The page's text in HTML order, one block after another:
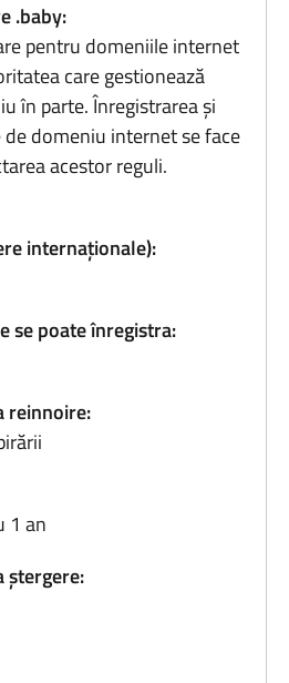
.baby:
pentru domeniile internet
care gestionează
în parte. Înregistrarea și
domeniu internet se face
acestor reguli.
internaționale):
se poate înregistra:
reinnoire:
1 an
ștergere: